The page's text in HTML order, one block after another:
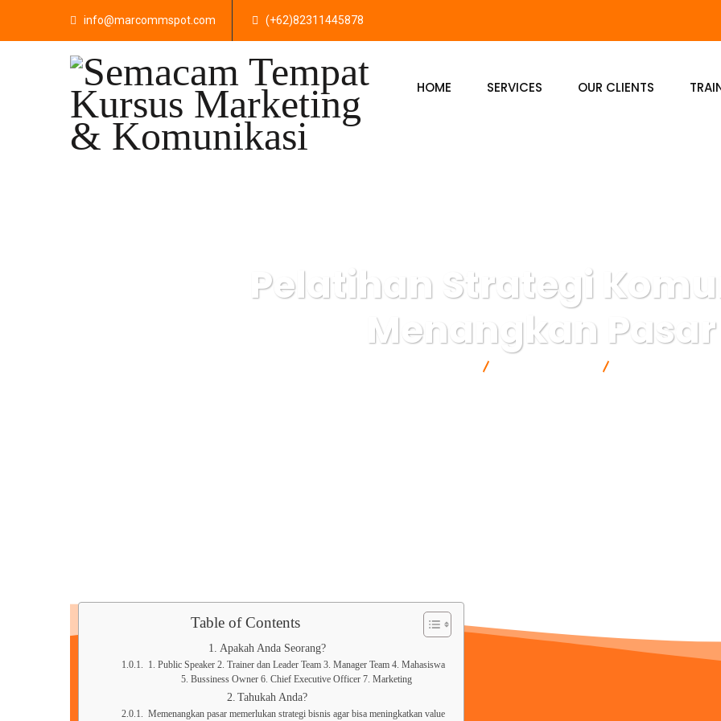
info@marcommspot.com (+62)82311445878
HOME SERVICES OUR CLIENTS
Pelatihan Strategi
Menangkan Pasar
Table of Contents
Apakah Anda Seorang?
1. Public Speaker 2. Trainer dan Leader Team 3. Manager Team 4. Mahasiswa
5. Bussiness Owner 6. Chief Executive Officer 7. Marketing
Tahukah Anda?
Memenangkan pasar memerlukan strategi bisnis agar bisa meningkatkan value